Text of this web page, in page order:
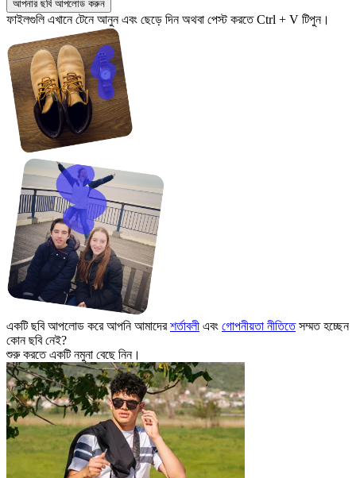
আপনার ছবি আপলোড করুন
ফাইলগুলি এখানে টেনে আনুন এবং ছেড়ে দিন অথবা পেস্ট করতে Ctrl + V টিপুন।
একটি ছবি আপলোড করে আপনি আমাদেরশর্তাবলী এবং গোপনীয়তা নীতিতেসম্মত হচ্ছেন
কোন ছবি নেই?
শুরু করতে একটি নমুনা বেছে নিন।